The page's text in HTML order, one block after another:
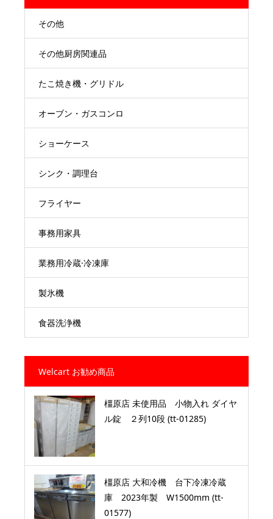
その他
その他厨房関連品
たこ焼き機・グリドル
オーブン・ガスコンロ
ショーケース
シンク・調理台
フライヤー
事務用家具
業務用冷蔵·冷凍庫
製氷機
食器洗浄機
Welcart お勧め商品
橿原店 未使用品 小物入れ ダイヤ
ル錠 ２列10段 (tt-01285)
橿原店 大和冷機 台下冷凍冷蔵
庫 2023年製 W1500mm (tt-
01577)